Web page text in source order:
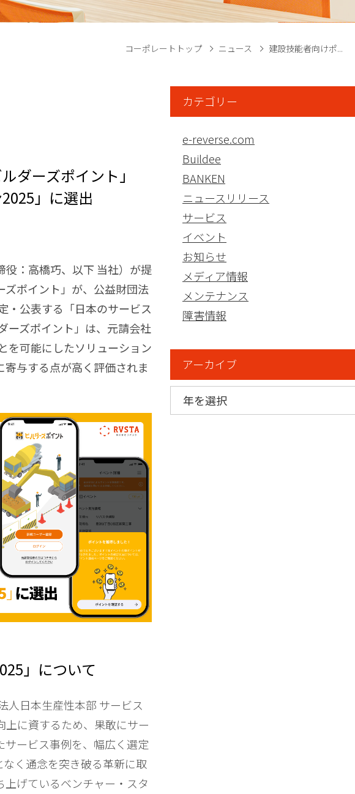
コーポレートトップ ニュース 建設技能者向けポ...
ダーズポイント」
」に選出
：高橋巧、以下 当社）が提
ポイント」が、公益財団法
・公表する「日本のサービス
ーズポイント」は、元請会社
を可能にしたソリューション
与する点が高く評価されま
」について
人日本生産性本部 サービス
に資するため、果敢にサー
ービス事例を、幅広く選定
く通念を突き破る革新に取
げているベンチャー・スタ
カテゴリー
e-reverse.com
Buildee
BANKEN
ニュースリリース
サービス
イベント
お知らせ
メディア情報
メンテナンス
障害情報
アーカイブ